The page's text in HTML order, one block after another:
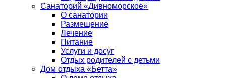
Санаторий «Дивноморское»
О санатории
Размещение
Лечение
Питание
Услуги и досуг
Отдых родителей с детьми
Дом отдыха «Бетта»